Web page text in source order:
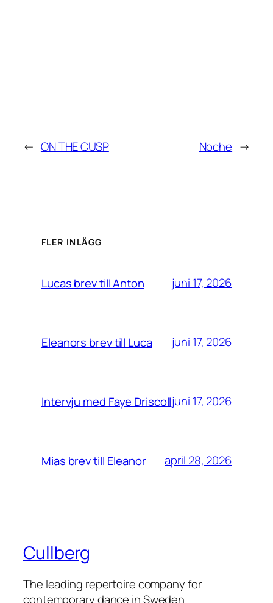
← ON THE CUSP Noche →
FLER INLÄGG
Lucas brev till Anton juni 17, 2026
Eleanors brev till Luca juni 17, 2026
Intervju med Faye Driscolljuni 17, 2026
Mias brev till Eleanor april 28, 2026
Cullberg
The leading repertoire company for
contemporary dance in Sweden